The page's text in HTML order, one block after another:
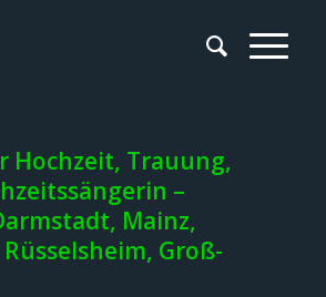
Hochzeit, Trauung,
–
Mainz,
Groß-